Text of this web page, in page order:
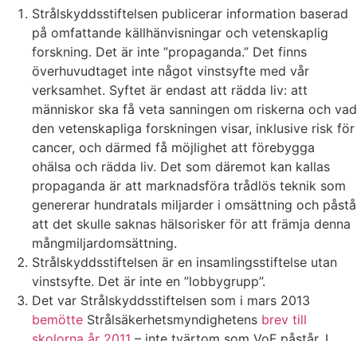
Strålskyddsstiftelsen publicerar information baserad
på omfattande källhänvisningar och vetenskaplig
forskning. Det är inte ”propaganda.” Det finns
överhuvudtaget inte något vinstsyfte med vår
verksamhet. Syftet är endast att rädda liv: att
människor ska få veta sanningen om riskerna och vad
den vetenskapliga forskningen visar, inklusive risk för
cancer, och därmed få möjlighet att förebygga
ohälsa och rädda liv. Det som däremot kan kallas
propaganda är att marknadsföra trådlös teknik som
genererar hundratals miljarder i omsättning och påstå
att det skulle saknas hälsorisker för att främja denna
mångmiljardomsättning.
Strålskyddsstiftelsen är en insamlingsstiftelse utan
vinstsyfte. Det är inte en ”lobbygrupp”.
Det var Strålskyddsstiftelsen som i mars 2013
bemötte Strålsäkerhetsmyndighetens brev till